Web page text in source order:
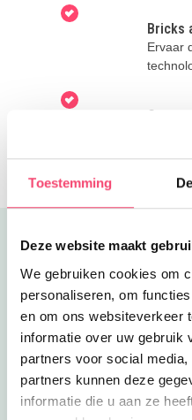
Toestemming
Deze website maakt
We gebruiken cookies om
personaliseren, om
en om ons websiteverkeer
informatie over uw gebruik
partners voor social
partners kunnen deze
informatie die u aan ze
Bricks
Ervaar